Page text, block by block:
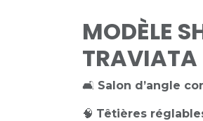
MODÈLE
🛋️ Salon d’angle
🧠 Têtières